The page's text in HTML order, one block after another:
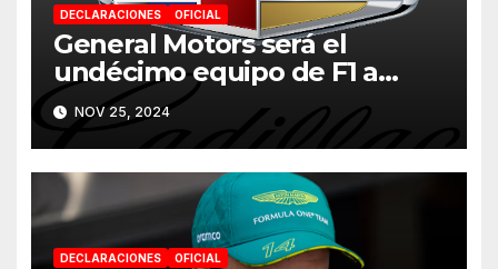
DECLARACIONES OFICIAL
General Motors será el
undécimo equipo de F1 a
partir de 2026
NOV 25, 2024
DECLARACIONES OFICIAL